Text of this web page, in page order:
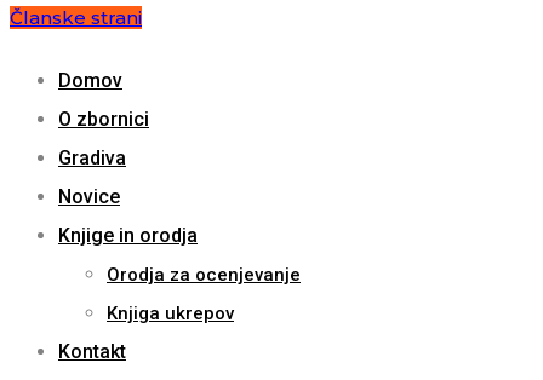
Članske strani
Domov
O zbornici
Gradiva
Novice
Knjige in orodja
Orodja za ocenjevanje
Knjiga ukrepov
Kontakt